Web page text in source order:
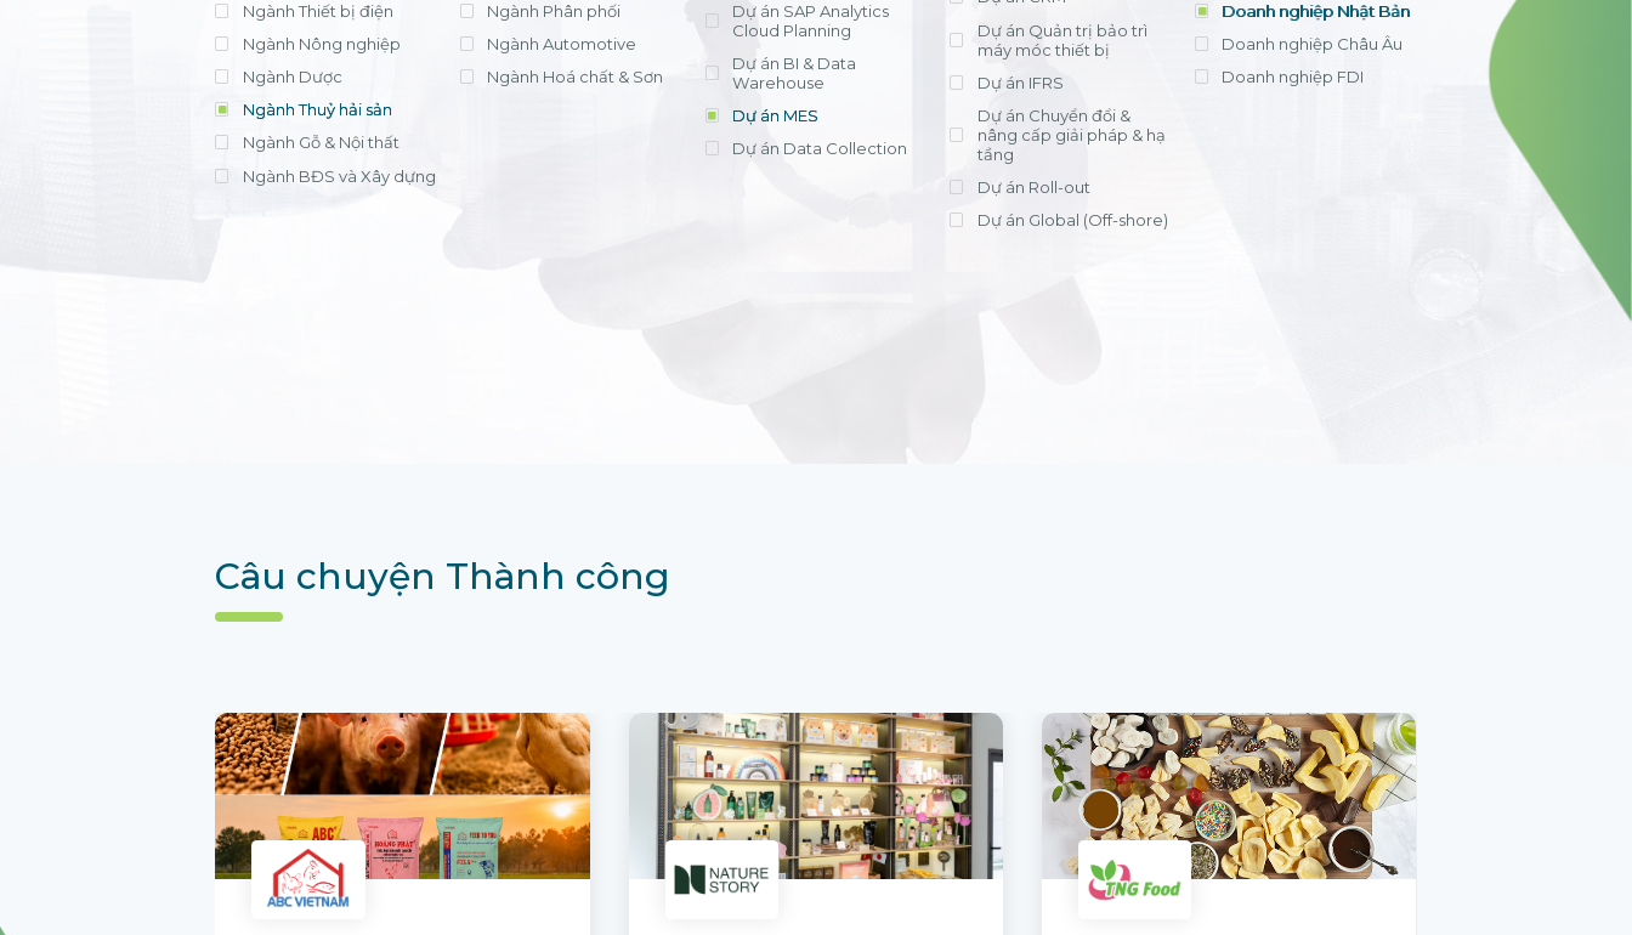
Ngành Thiết bị điện
Ngành Nông nghiệp
Ngành Dược
Ngành Thuỷ hải sản
Ngành Gỗ & Nội thất
Ngành BĐS và Xây dựng
Ngành Phân phối
Ngành Automotive
Ngành Hoá chất & Sơn
Dự án SAP Analytics
Cloud Planning
Dự án BI & Data
Warehouse
Dự án MES
Dự án Data Collection
Dự án Quản trị bảo trì
máy móc thiết bị
Dự án IFRS
Dự án Chuyển đổi &
nâng cấp giải pháp & hạ
tầng
Dự án Roll-out
Dự án Global (Off-shore)
Doanh nghiệp Nhật Bản
Doanh nghiệp Châu Âu
Doanh nghiệp FDI
Câu chuyện Thành công